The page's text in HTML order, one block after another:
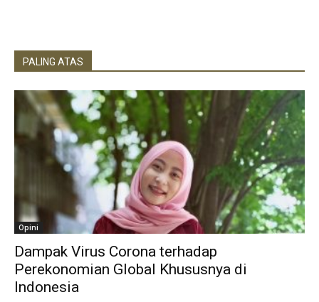
PALING ATAS
Opini
Dampak Virus Corona terhadap
Perekonomian Global Khususnya di
Indonesia